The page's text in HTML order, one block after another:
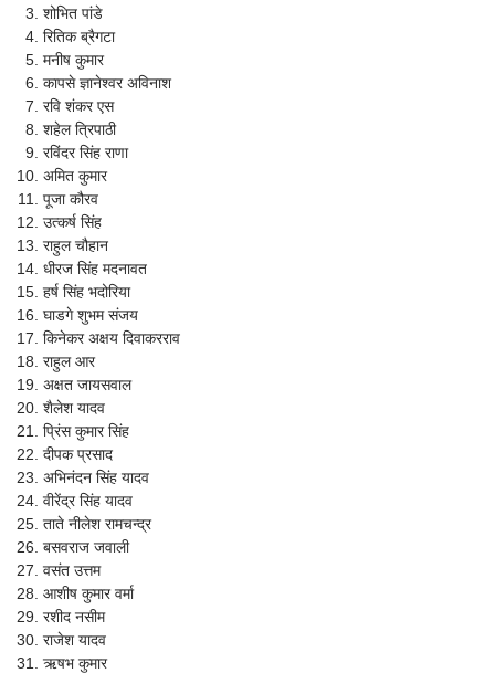
शोभित पांडे
रितिक ब्रैगटा
मनीष कुमार
कापसे ज्ञानेश्वर अविनाश
रवि शंकर एस
शहेल त्रिपाठी
रविंदर सिंह राणा
अमित कुमार
पूजा कौरव
उत्कर्ष सिंह
राहुल चौहान
धीरज सिंह मदनावत
हर्ष सिंह भदोरिया
घाडगे शुभम संजय
किनेकर अक्षय दिवाकरराव
राहुल आर
अक्षत जायसवाल
शैलेश यादव
प्रिंस कुमार सिंह
दीपक प्रसाद
अभिनंदन सिंह यादव
वीरेंद्र सिंह यादव
ताते नीलेश रामचन्द्र
बसवराज जवाली
वसंत उत्तम
आशीष कुमार वर्मा
रशीद नसीम
राजेश यादव
ऋषभ कुमार